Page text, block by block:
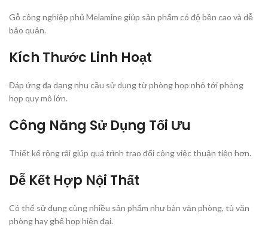
Gỗ công nghiệp phủ Melamine giúp sản phẩm có độ bền cao và dễ
bảo quản.
Kích Thước Linh Hoạt
Đáp ứng đa dạng nhu cầu sử dụng từ phòng họp nhỏ tới phòng
họp quy mô lớn.
Công Năng Sử Dụng Tối Ưu
Thiết kế rộng rãi giúp quá trình trao đổi công việc thuận tiện hơn.
Dễ Kết Hợp Nội Thất
Có thể sử dụng cùng nhiều sản phẩm như bàn văn phòng, tủ văn
phòng hay ghế họp hiện đại.